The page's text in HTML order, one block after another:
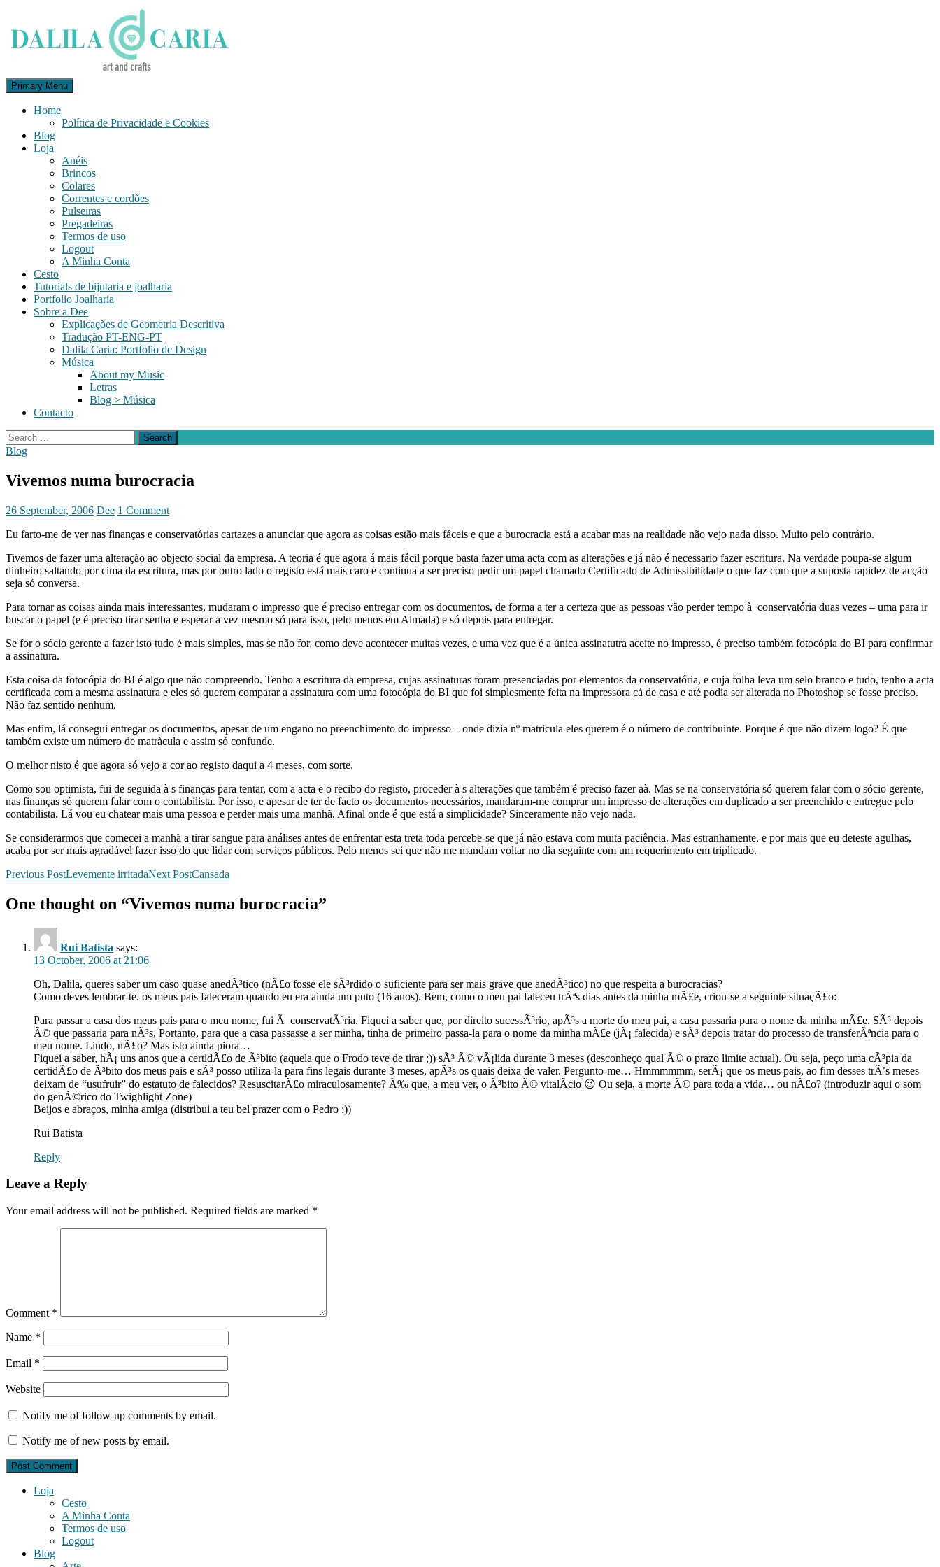
content
Dee's Life
Search
Primary Menu
Home
Política de Privacidade e Cookies
Blog
Loja
Anéis
Brincos
Colares
Correntes e cordões
Pulseiras
Pregadeiras
Termos de uso
Logout
A Minha Conta
Cesto
Tutorials de bijutaria e joalharia
Portfolio Joalharia
Sobre a Dee
Explicações de Geometria Descritiva
Tradução PT-ENG-PT
Dalila Caria: Portfolio de Design
Música
About my Music
Letras
Blog > Música
Contacto
Search
for:
Blog
Vivemos numa burocracia
26 September, 2006 Dee 1 Comment
Eu farto-me de ver nas finanças e conservatórias cartazes a anunciar que agora as coisas estão mais fáceis e que a burocracia está a acabar mas na realidade não vejo nada disso. Muito pelo contrário.
Tivemos de fazer uma alteração ao objecto social da empresa. A teoria é que agora á mais fácil porque basta fazer uma acta com as alterações e já não é necessario fazer escritura. Na verdade poupa-se algum
dinheiro saltando por cima da escritura, mas por outro lado o registo está mais caro e continua a ser preciso pedir um papel chamado Certificado de Admissibilidade o que faz com que a suposta rapidez de acção
seja só conversa.
Para tornar as coisas ainda mais interessantes, mudaram o impresso que é preciso entregar com os documentos, de forma a ter a certeza que as pessoas vão perder tempo à conservatória duas vezes – uma para ir
buscar o papel (e é preciso tirar senha e esperar a vez mesmo só para isso, pelo menos em Almada) e só depois para entregar.
Se for o sócio gerente a fazer isto tudo é mais simples, mas se não for, como deve acontecer muitas vezes, e uma vez que é a única assinatutra aceite no impresso, é preciso também fotocópia do BI para confirmar
a assinatura.
Esta coisa da fotocópia do BI é algo que não compreendo. Tenho a escritura da empresa, cujas assinaturas foram presenciadas por elementos da conservatória, e cuja folha leva um selo branco e tudo, tenho a acta
certificada com a mesma assinatura e eles só querem comparar a assinatura com uma fotocópia do BI que foi simplesmente feita na impressora cá de casa e até podia ser alterada no Photoshop se fosse preciso.
Não faz sentido nenhum.
Mas enfim, lá consegui entregar os documentos, apesar de um engano no preenchimento do impresso – onde dizia nº matricula eles querem é o número de contribuinte. Porque é que não dizem logo? É que
também existe um número de matrà­cula e assim só confunde.
O melhor nisto é que agora só vejo a cor ao registo daqui a 4 meses, com sorte.
Como sou optimista, fui de seguida à s finanças para tentar, com a acta e o recibo do registo, proceder à s alterações que também é preciso fazer aà­. Mas se na conservatória só querem falar com o sócio gerente,
nas finanças só querem falar com o contabilista. Por isso, e apesar de ter de facto os documentos necessários, mandaram-me comprar um impresso de alterações em duplicado a ser preenchido e entregue pelo
contabilista. Lá vou eu chatear mais uma pessoa e perder mais uma manhã. Afinal onde é que está a simplicidade? Sinceramente não vejo nada.
Se considerarmos que comecei a manhã a tirar sangue para análises antes de enfrentar esta treta toda percebe-se que já não estava com muita paciência. Mas estranhamente, e por mais que eu deteste agulhas,
acaba por ser mais agradável fazer isso do que lidar com serviços públicos. Pelo menos sei que não me mandam voltar no dia seguinte com um requerimento em triplicado.
Post
navigation
Previous PostLevemente irritadaNext PostCansada
One thought on “Vivemos numa burocracia”
Rui Batista says:
13 October, 2006 at 21:06
Oh, Dalila, queres saber um caso quase anedÃ³tico (nÃ£o fosse ele sÃ³rdido o suficiente para ser mais grave que anedÃ³tico) no que respeita a burocracias?
Como deves lembrar-te. os meus pais faleceram quando eu era ainda um puto (16 anos). Bem, como o meu pai faleceu trÃªs dias antes da minha mÃ£e, criou-se a seguinte situaçÃ£o:
Para passar a casa dos meus pais para o meu nome, fui Ã conservatÃ³ria. Fiquei a saber que, por direito sucessÃ³rio, apÃ³s a morte do meu pai, a casa passaria para o nome da minha mÃ£e. SÃ³ depois
Ã© que passaria para nÃ³s, Portanto, para que a casa passasse a ser minha, tinha de primeiro passa-la para o nome da minha mÃ£e (jÃ¡ falecida) e sÃ³ depois tratar do processo de transferÃªncia para o
meu nome. Lindo, nÃ£o? Mas isto ainda piora…
Fiquei a saber, hÃ¡ uns anos que a certidÃ£o de Ã³bito (aquela que o Frodo teve de tirar ;)) sÃ³ Ã© vÃ¡lida durante 3 meses (desconheço qual Ã© o prazo limite actual). Ou seja, peço uma cÃ³pia da
certidÃ£o de Ã³bito dos meus pais e sÃ³ posso utiliza-la para fins legais durante 3 meses, apÃ³s os quais deixa de valer. Pergunto-me… Hmmmmmm, serÃ¡ que os meus pais, ao fim desses trÃªs meses
deixam de “usufruir” do estatuto de falecidos? ResuscitarÃ£o miraculosamente? Ã‰ que, a meu ver, o Ã³bito Ã© vitalÃ­cio 😉 Ou seja, a morte Ã© para toda a vida… ou nÃ£o? (introduzir aqui o som
do genÃ©rico do Twighlight Zone)
Beijos e abraços, minha amiga (distribui a teu bel prazer com o Pedro :))
Rui Batista
Reply
Leave a Reply
Your email address will not be published. Required fields are marked *
Comment *
Name *
Email *
Website
Notify me of follow-up comments by email.
Notify me of new posts by email.
Loja
Cesto
A Minha Conta
Termos de uso
Logout
Blog